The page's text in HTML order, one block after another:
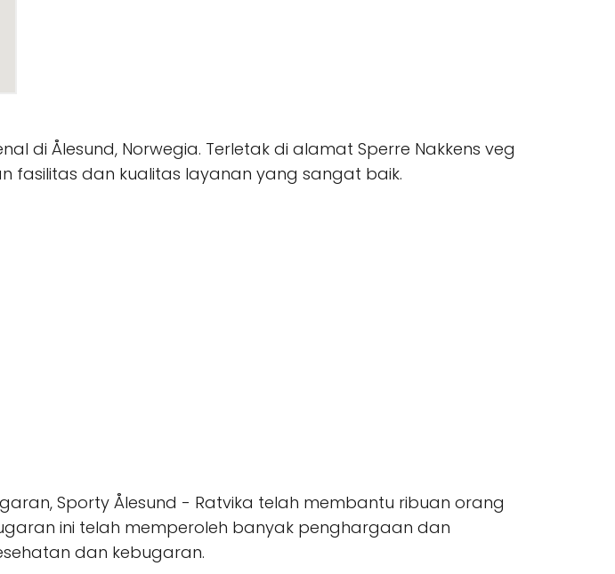
di Ålesund, Norwegia. Terletak di alamat Sperre Nakkens veg
fasilitas dan kualitas layanan yang sangat baik.
Sporty Ålesund - Ratvika telah membantu ribuan orang
ini telah memperoleh banyak penghargaan dan
dan kebugaran.